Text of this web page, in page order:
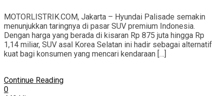
MOTORLISTRIK.COM, Jakarta – Hyundai Palisade semakin
menunjukkan taringnya di pasar SUV premium Indonesia.
Dengan harga yang berada di kisaran Rp 875 juta hingga Rp
1,14 miliar, SUV asal Korea Selatan ini hadir sebagai alternatif
kuat bagi konsumen yang mencari kendaraan […]
Continue Reading
0